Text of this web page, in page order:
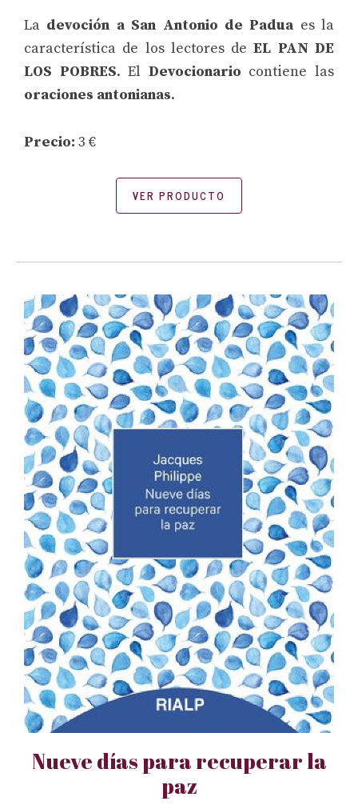
La devoción a San Antonio de Padua es la
característica de los lectores deEL PAN DE
LOS POBRES. El Devocionario contiene las
oraciones antonianas.
Precio: 3 €
VER PRODUCTO
Nueve días para recuperar la
paz